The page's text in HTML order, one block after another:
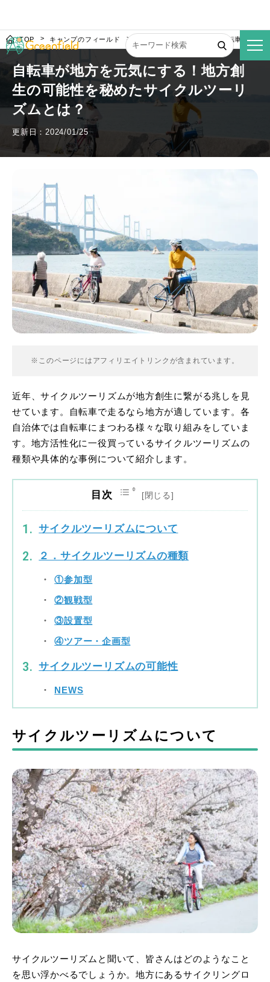
TOP キャンプのフィールド サイクルツーリズムとは？自転車が地方
自転車が地方を元気にする！地方創
生の可能性を秘めたサイクルツーリ
ズムとは？
更新日：2024/01/25
※このページにはアフィリエイトリンクが含まれています。
近年、サイクルツーリズムが地方創生に繋がる兆しを見
せています。自転車で走るなら地方が適しています。各
自治体では自転車にまつわる様々な取り組みをしていま
す。地方活性化に一役買っているサイクルツーリズムの
種類や具体的な事例について紹介します。
目次
サイクルツーリズムについて
２．サイクルツーリズムの種類
①参加型
②観戦型
③設置型
④ツアー・企画型
サイクルツーリズムの可能性
NEWS
サイクルツーリズムについて
サイクルツーリズムと聞いて、皆さんはどのようなこと
を思い浮かべるでしょうか。地方にあるサイクリングロ